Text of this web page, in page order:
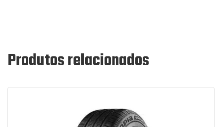
Produtos relacionados